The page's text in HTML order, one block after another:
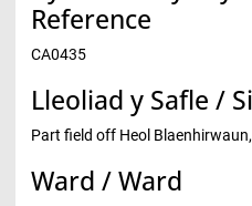
Reference
CA0435
Lleoliad y Safle /
Part field off Heol
Ward / Ward